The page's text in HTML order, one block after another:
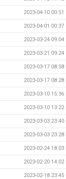
2023-04-10 00:51
2023-04-01 00:37
2023-03-24 09:04
2023-03-21 09:24
2023-03-17 08:58
2023-03-17 08:28
2023-03-10 15:36
2023-03-10 13:22
2023-03-03 23:40
2023-03-03 23:28
2023-02-24 18:03
2023-02-20 14:02
2023-02-18 23:45